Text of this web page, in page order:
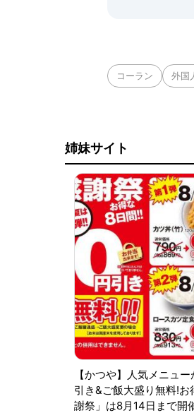
コーラン 外国
姉妹サイト
【かつや】人気メニュ
引き&ご飯大盛り無料!お
謝祭」は8月14日まで開